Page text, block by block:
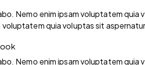
Nemo enim ipsam voluptatem
voluptatem quia voluptas sit
Nemo enim ipsam voluptatem